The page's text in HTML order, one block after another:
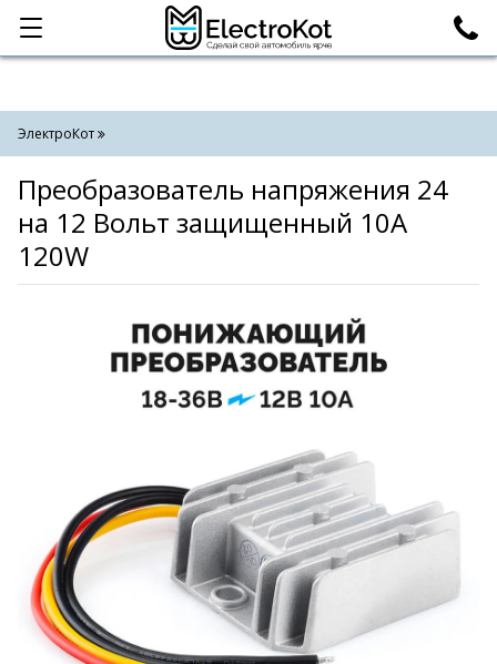
Категории Поиск
ЭлектроКот
Преобразователь напряжения 24
на 12 Вольт защищенный 10A
120W